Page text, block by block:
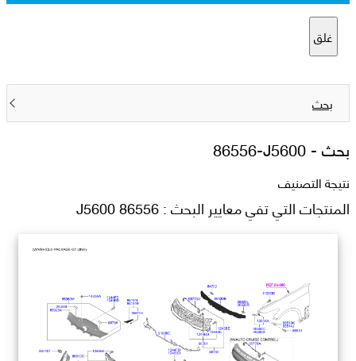
غلق
بحث
بحث -86556-J5600
نتيجة التصنيف
المنتجات التي تفي معايير البحث : 86556 J5600